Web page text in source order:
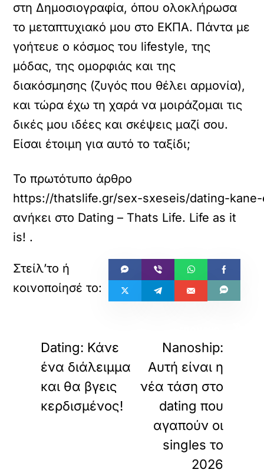
στη Δημοσιογραφία, όπου ολοκλήρωσα
το μεταπτυχιακό μου στο ΕΚΠΑ. Πάντα με
γοήτευε ο κόσμος του lifestyle, της
μόδας, της ομορφιάς και της
διακόσμησης (ζυγός που θέλει αρμονία),
και τώρα έχω τη χαρά να μοιράζομαι τις
δικές μου ιδέες και σκέψεις μαζί σου.
Είσαι έτοιμη για αυτό το ταξίδι;
Το πρωτότυπο άρθρο
https://thatslife.gr/sex-sxeseis/dating-
ανήκει στο Dating – Thats Life. Life as it
is! .
Dating: Κάνε
ένα διάλειμμα
και θα βγεις
κερδισμένος!
Nanoship:
Αυτή είναι η
νέα τάση στο
dating που
αγαπούν οι
singles το
2026